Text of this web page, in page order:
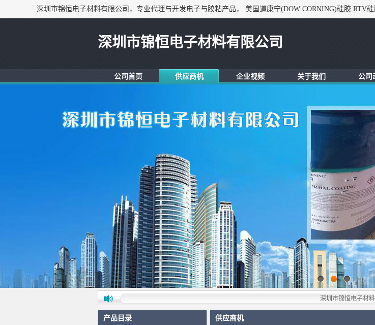
深圳市锦恒电子材料有限公司
公司首页 供应商机 企业视频 关于我们 公司
深圳市锦恒电子材料
产品目录 供应商机